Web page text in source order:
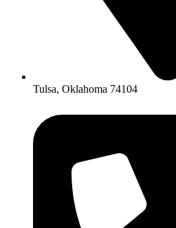
Tulsa, Oklahoma 74104